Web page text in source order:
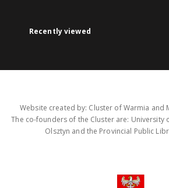
Recently viewed
Website created by: Cluster of Warmia and
The co-founders of the Cluster are: University
Olsztyn and the Provincial Public